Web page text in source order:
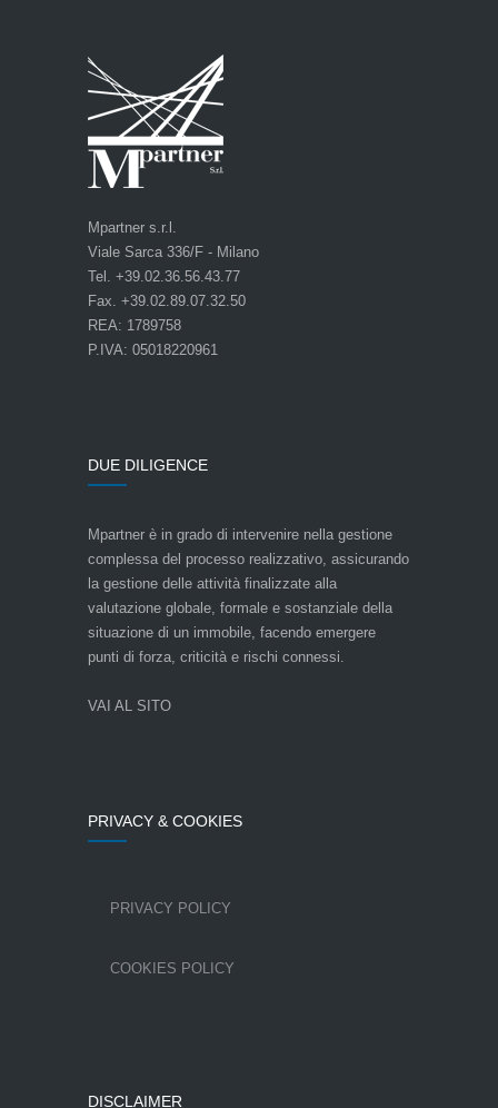
Mpartner s.r.l.
Viale Sarca 336/F - Milano
Tel. +39.02.36.56.43.77
Fax. +39.02.89.07.32.50
REA: 1789758
P.IVA: 05018220961
DUE DILIGENCE
Mpartner è in grado di intervenire nella gestione
complessa del processo realizzativo, assicurando
la gestione delle attività finalizzate alla
valutazione globale, formale e sostanziale della
situazione di un immobile, facendo emergere
punti di forza, criticità e rischi connessi.
VAI AL SITO
PRIVACY & COOKIES
PRIVACY POLICY
COOKIES POLICY
DISCLAIMER